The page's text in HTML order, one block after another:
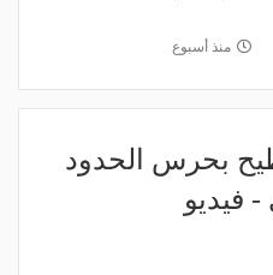
منذ أسبوع
بحرس الحدود
فيديو